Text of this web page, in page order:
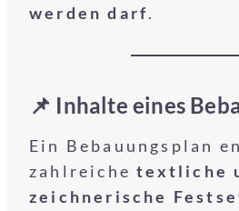
werden darf.
📌 Inhalte eines
Ein Bebauungsplan
zahlreichetextliche
zeichnerische